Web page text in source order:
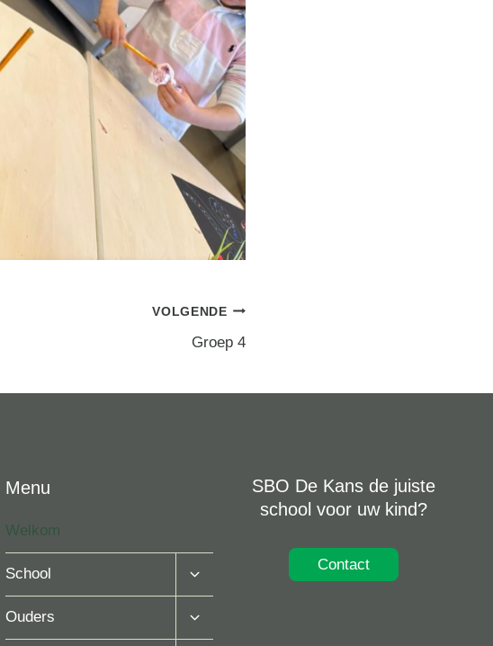
VOLGENDE
Groep 4
Menu
Welkom
School
Toggle
Ouders
Toggle
SBO De Kans de juiste
school voor uw kind?
Contact